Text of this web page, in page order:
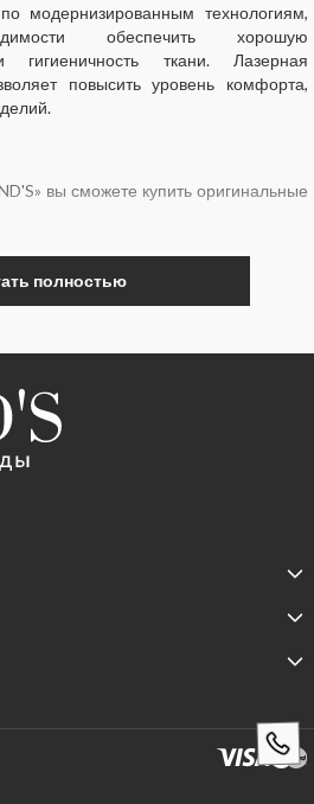
модернизированным технологиям,
обеспечить хорошую
гигиеничность ткани. Лазерная
повысить уровень комфорта,
вы сможете купить оригинальные
полностью